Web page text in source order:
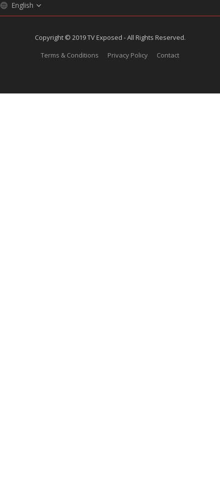
English
Copyright © 2019 TV Exposed - All Rights Reserved.
Terms & Conditions
Privacy Policy Contact